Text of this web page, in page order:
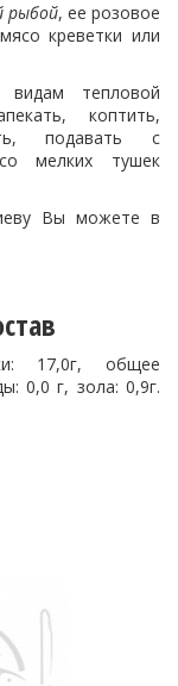
рыбой, ее розовое
креветки или
тепловой
коптить,
подавать с
мелких тушек
Вы можете в
17,0г, общее
0,0 г, зола: 0,9г.